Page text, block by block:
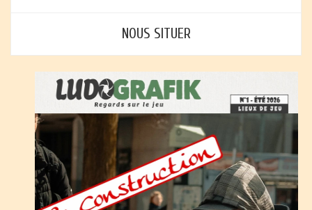
NOUS SITUER